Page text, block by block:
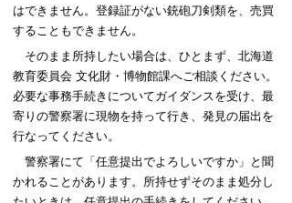
はできません。登録証がない銃砲刀剣類を、売買
することもできません。
そのまま所持したい場合は、ひとまず、北海道
教育委員会 文化財・博物館課へご相談ください。
必要な事務手続きについてガイダンスを受け、最
寄りの警察署に現物を持って行き、発見の届出を
行なってください。
警察署にて「任意提出でよろしいですか」と聞
かれることがあります。所持せずそのまま処分し